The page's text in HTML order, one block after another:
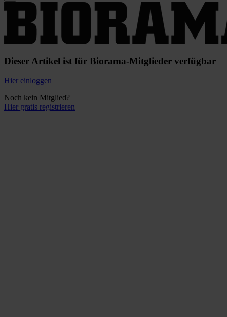
Dieser Artikel ist für Biorama-Mitglieder verfügbar
Hier einloggen
Noch kein Mitglied?
Hier gratis registrieren